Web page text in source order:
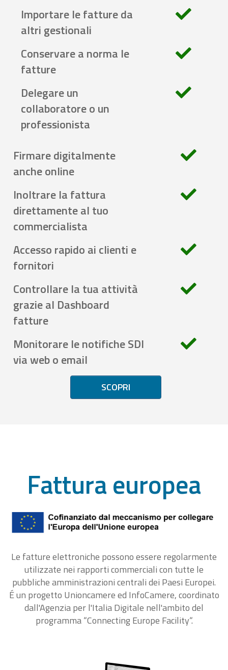
Importare le fatture da
altri gestionali
Conservare a norma le
fatture
Delegare un
collaboratore o un
professionista
Firmare digitalmente
anche online
Inoltrare la fattura
direttamente al tuo
commercialista
Accesso rapido ai clienti e
fornitori
Controllare la tua attività
grazie al Dashboard
fatture
Monitorare le notifiche SDI
via web o email
SCOPRI
Fattura europea
Le fatture elettroniche possono essere regolarmente
utilizzate nei rapporti commerciali con tutte le
pubbliche amministrazioni centrali dei Paesi Europei.
É un progetto Unioncamere ed InfoCamere, coordinato
dall'Agenzia per l'Italia Digitale nell'ambito del
programma “Connecting Europe Facility“.